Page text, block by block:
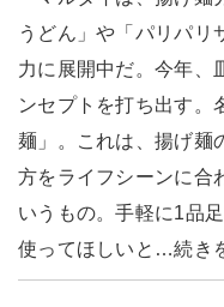
うどん」や「パリパリ
力に展開中だ。今年、
ンセプトを打ち出す。
麺」。これは、揚げ麺
方をライフシーンに合
いうもの。手軽に1品
使ってほしいと…続き